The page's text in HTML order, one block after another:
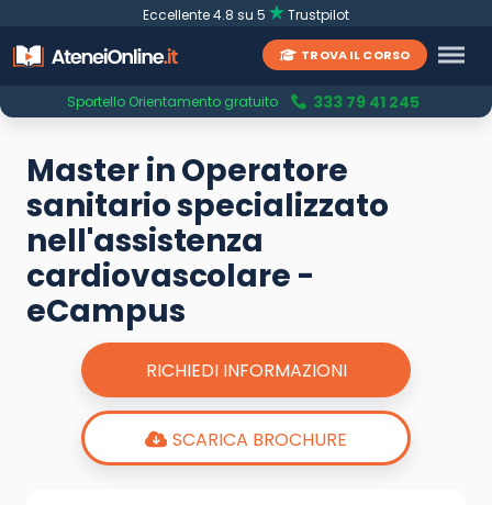
Eccellente 4.8 su 5 Trustpilot
TROVA IL CORSO
Sportello Orientamento gratuito 333 79 41 245
Master in Operatore
sanitario specializzato
nell'assistenza
cardiovascolare -
eCampus
RICHIEDI INFORMAZIONI
SCARICA BROCHURE